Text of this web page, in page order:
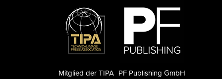
PF Publishing GmbH
Mitglied der TIPA